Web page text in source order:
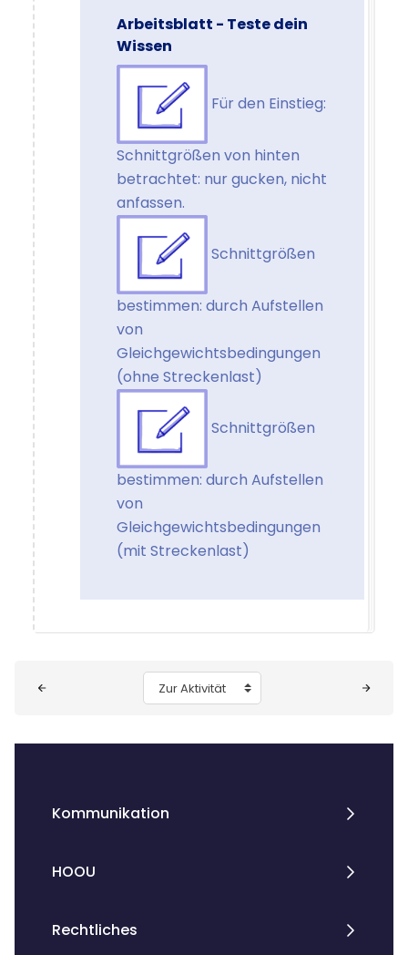
Arbeitsblatt - Teste dein
Wissen
Für den Einstieg:
Schnittgrößen von hinten
betrachtet: nur gucken, nicht
anfassen.
Schnittgrößen
bestimmen: durch Aufstellen
von
Gleichgewichtsbedingungen
(ohne Streckenlast)
Schnittgrößen
bestimmen: durch Aufstellen
von
Gleichgewichtsbedingungen
(mit Streckenlast)
Zur Aktivität
Kommunikation
HOOU
Rechtliches